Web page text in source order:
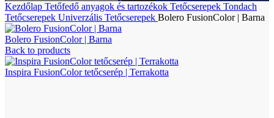
Kezdőlap Tetőfedő anyagok és tartozékok Tetőcserepek Tondach
Tetőcserepek Univerzális Tetőcserepek Bolero FusionColor | Barna
Bolero FusionColor | Barna
Back to products
Inspira FusionColor tetőcserép | Terrakotta